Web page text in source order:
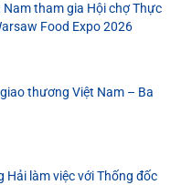
tham gia Hội chợ Thực
Food Expo 2026
thương Việt Nam – Ba
Hải làm việc với Thống đốc